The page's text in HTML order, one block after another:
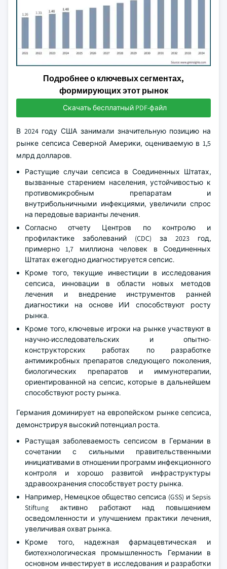
Подробнее о ключевых сегментах,
формирующих этот рынок
Скачать бесплатный PDF-файл
В 2024 году США занимали значительную позицию на
рынке сепсиса Северной Америки, оцениваемую в 1,5
млрд долларов.
Растущие случаи сепсиса в Соединенных Штатах,
вызванные старением населения, устойчивостью к
противомикробным препаратам и
внутрибольничными инфекциями, увеличили спрос
на передовые варианты лечения.
Согласно отчету Центров по контролю и
профилактике заболеваний (CDC) за 2023 год,
примерно 1,7 миллиона человек в Соединенных
Штатах ежегодно диагностируется сепсис.
Кроме того, текущие инвестиции в исследования
сепсиса, инновации в области новых методов
лечения и внедрение инструментов ранней
диагностики на основе ИИ способствуют росту
рынка.
Кроме того, ключевые игроки на рынке участвуют в
научно-исследовательских и опытно-
конструкторских работах по разработке
антимикробных препаратов следующего поколения,
биологических препаратов и иммунотерапии,
ориентированной на сепсис, которые в дальнейшем
способствуют росту рынка.
Германия доминирует на европейском рынке сепсиса,
демонстрируя высокий потенциал роста.
Растущая заболеваемость сепсисом в Германии в
сочетании с сильными правительственными
инициативами в отношении программ инфекционного
контроля и хорошо развитой инфраструктуры
здравоохранения способствует росту рынка.
Например, Немецкое общество сепсиса (GSS) и Sepsis
Stiftung активно работают над повышением
осведомленности и улучшением практики лечения,
увеличивая охват рынка.
Кроме того, надежная фармацевтическая и
биотехнологическая промышленность Германии в
основном инвестирует в исследования и разработки